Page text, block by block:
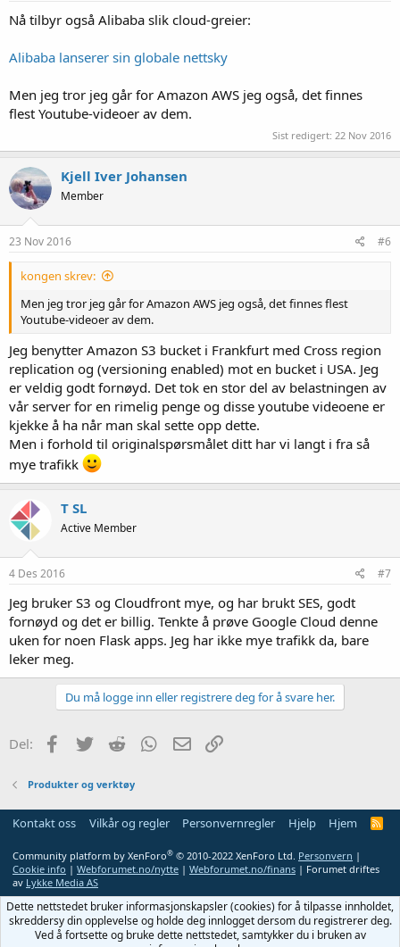
:
Nå tilbyr også Alibaba slik cloud-greier:
Alibaba lanserer sin globale nettsky
Men jeg tror jeg går for Amazon AWS jeg også, det finnes
flest Youtube-videoer av dem.
Sist redigert: 22 Nov 2016
Kjell Iver Johansen
Member
23 Nov 2016 #6
kongen skrev:
Men jeg tror jeg går for Amazon AWS jeg også, det finnes flest
Youtube-videoer av dem.
Jeg benytter Amazon S3 bucket i Frankfurt med Cross region
replication og (versioning enabled) mot en bucket i USA. Jeg
er veldig godt fornøyd. Det tok en stor del av belastningen av
vår server for en rimelig penge og disse youtube videoene er
kjekke å ha når man skal sette opp dette.
Men i forhold til originalspørsmålet ditt har vi langt i fra så
mye trafikk
T SL
Active Member
4 Des 2016 #7
Jeg bruker S3 og Cloudfront mye, og har brukt SES, godt
fornøyd og det er billig. Tenkte å prøve Google Cloud denne
uken for noen Flask apps. Jeg har ikke mye trafikk da, bare
leker meg.
Du må logge inn eller registrere deg for å svare her.
Del: Facebook
Twitter Reddit WhatsApp
E-post
Produkter og verktøy
Kontakt oss Vilkår og regler Personvernregler Hjelp Hjem
R
Community platform by XenForo® © 2010-2022 XenForo Ltd. Personvern |
Cookie info | Webforumet.no/nytte | Webforumet.no/finans | Forumet driftes
av Lykke Media AS
Dette nettstedet bruker informasjonskapsler (cookies) for å tilpasse innholdet,
skreddersy din opplevelse og holde deg innlogget dersom du registrerer deg.
Ved å fortsette og bruke dette nettstedet, samtykker du i bruken av